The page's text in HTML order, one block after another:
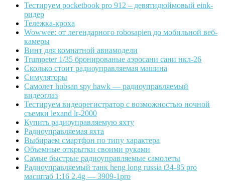
Тестируем pocketbook pro 912 – девятидюймовый eink-
ридер
Тележка-кроха
Wowwee: от легендарного robosapien до мобильной веб-
камеры
Винт для комнатной авиамодели
Trumpeter 1/35 бронированые аэросани сани нкл-26
Сколько стоит радиоуправляемая машина
Симуляторы
Самолет hubsan spy hawk — радиоуправляемый
видеоглаз
Тестируем видеорегистратор с возможностью ночной
съемки lexand lr-2000
Купить радиоуправляемую яхту
Радиоуправляемая яхта
Выбираем смартфон по типу характера
Объемные открытки своими руками
Самые быстрые радиоуправляемые самолеты
Радиоуправляемый танк heng long russia t34-85 pro
масштаб 1:16 2.4g — 3909-1pro